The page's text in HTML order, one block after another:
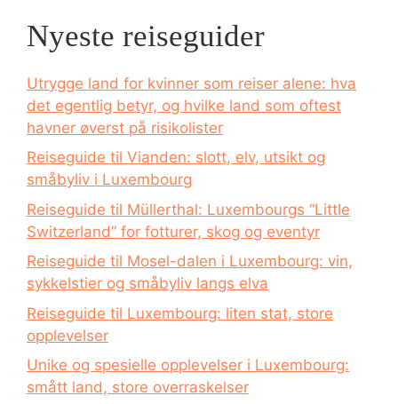
Nyeste reiseguider
Utrygge land for kvinner som reiser alene: hva
det egentlig betyr, og hvilke land som oftest
havner øverst på risikolister
Reiseguide til Vianden: slott, elv, utsikt og
småbyliv i Luxembourg
Reiseguide til Müllerthal: Luxembourgs “Little
Switzerland” for fotturer, skog og eventyr
Reiseguide til Mosel-dalen i Luxembourg: vin,
sykkelstier og småbyliv langs elva
Reiseguide til Luxembourg: liten stat, store
opplevelser
Unike og spesielle opplevelser i Luxembourg:
smått land, store overraskelser